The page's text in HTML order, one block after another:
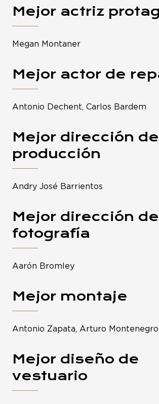
Mejor actriz
Megan Montaner
Mejor actor de
Antonio Dechent, Carlos Bardem
Mejor dirección de
producción
Andry José Barrientos
Mejor dirección de
fotografía
Aarón Bromley
Mejor montaje
Antonio Zapata, Arturo Montenegro
Mejor diseño de
vestuario